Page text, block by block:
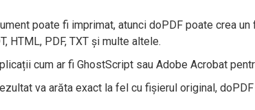
poate fi imprimat, atunci doPDF poate crea
HTML, PDF, TXT și multe altele.
cum ar fi GhostScript sau Adobe Acrobat
va arăta exact la fel cu fișierul original,